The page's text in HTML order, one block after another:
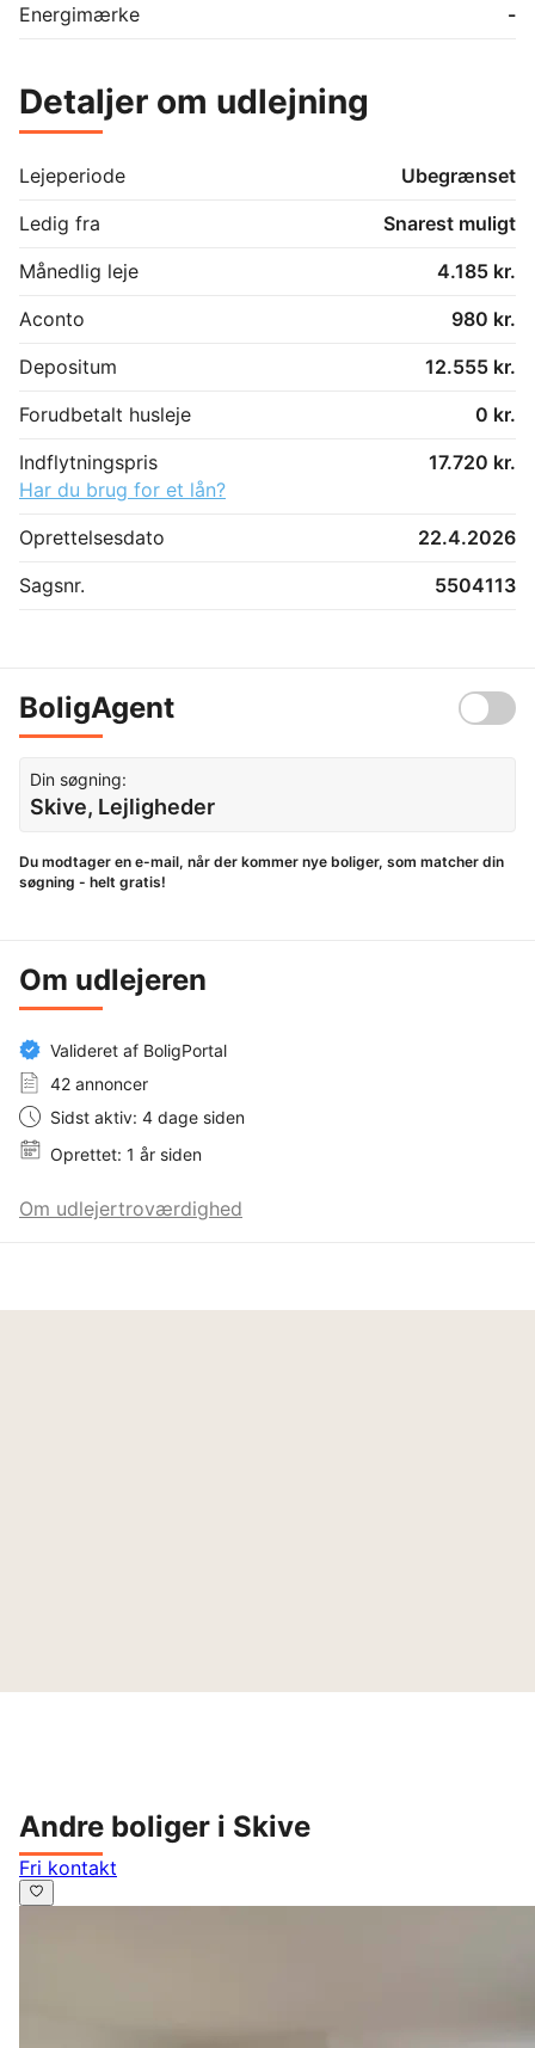
Energimærke
-
Detaljer om udlejning
Lejeperiode
Ubegrænset
Ledig fra
Snarest muligt
Månedlig leje
4.185 kr.
Aconto
980 kr.
Depositum
12.555 kr.
Forudbetalt husleje
0 kr.
Indflytningspris
17.720 kr.
Har du brug for et lån?
Oprettelsesdato
22.4.2026
Sagsnr.
5504113
BoligAgent
Din søgning:
Skive, Lejligheder
Du modtager en e-mail, når der kommer nye boliger, som matcher din
søgning - helt gratis!
Om udlejeren
Valideret af BoligPortal
42 annoncer
Sidst aktiv: 4 dage siden
Oprettet: 1 år siden
Om udlejertroværdighed
Andre boliger i Skive
Fri kontakt